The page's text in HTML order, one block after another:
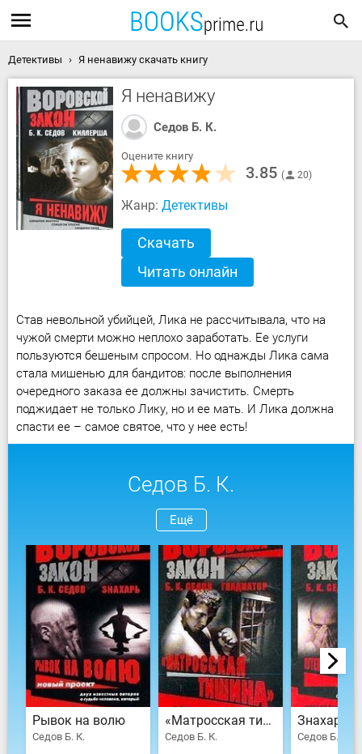
Детективы Я ненавижу скачать книгу
Я ненавижу
Седов Б. К.
Оцените книгу
3.85 20
Жанр: Детективы
Скачать
Читать онлайн
Став невольной убийцей, Лика не рассчитывала, что на
чужой смерти можно неплохо заработать. Ее услуги
пользуются бешеным спросом. Но однажды Лика сама
стала мишенью для бандитов: после выполнения
очередного заказа ее должны зачистить. Смерть
поджидает не только Лику, но и ее мать. И Лика должна
спасти ее – самое святое, что у нее есть!
Седов Б. К.
Ещё
Рывок на волю
Седов Б. К.
«Матросская тишина»
Седов Б. К.
Седов Б. К.